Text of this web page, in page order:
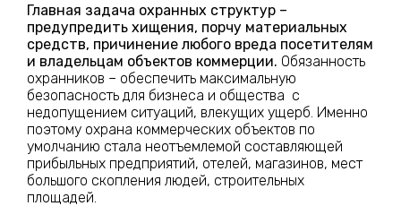
Главная задача охранных структур –
предупредить хищения, порчу материальных
средств, причинение любого вреда посетителям
и владельцам объектов коммерции. Обязанность
охранников – обеспечить максимальную
безопасность для бизнеса и общества с
недопущением ситуаций, влекущих ущерб. Именно
поэтому охрана коммерческих объектов по
умолчанию стала неотъемлемой составляющей
прибыльных предприятий, отелей, магазинов, мест
большого скопления людей, строительных
площадей.